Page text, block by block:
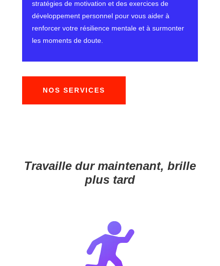
stratégies de motivation et des exercices de
développement personnel pour vous aider à
renforcer votre résilience mentale et à surmonter
les moments de doute.
NOS SERVICES
Travaille dur maintenant, brille
plus tard